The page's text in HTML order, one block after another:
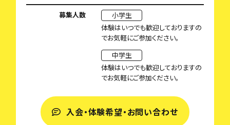
募集人数
小学生
体験はいつでも歓迎しておりますの
でお気軽にご参加ください。
中学生
体験はいつでも歓迎しておりますの
でお気軽にご参加ください。
入会・体験希望・お問い合わせ